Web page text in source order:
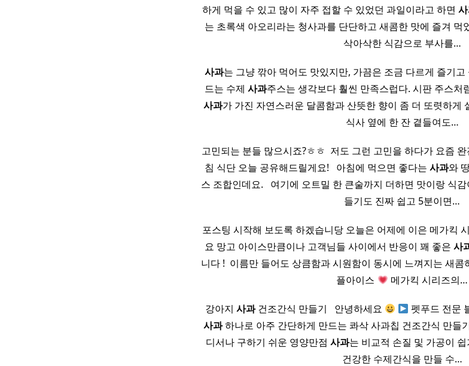
하게 먹을 수 있고 많이 자주 접할 수 있었던 과일이라고 하면
는 초록색 아오리라는 청사과를 단단하고 새콤한 맛에 즐겨 먹
삭아삭한 식감으로 부사를…
사과는 그냥 깎아 먹어도 맛있지만, 가끔은 조금 다르게 즐기
드는 수제 사과주스는 생각보다 훨씬 만족스럽다. 시판 주스처
사과가 가진 자연스러운 달콤함과 산뜻한 향이 좀 더 또렷하게
식사 옆에 한 잔 곁들여도…
고민되는 분들 많으시죠?ㅎㅎ ​ 저도 그런 고민을 하다가 요즘
침 식단 오늘 공유해드릴게요! ​ ​ 아침에 먹으면 좋다는 사과와
스 조합인데요. ​ ​ 여기에 오트밀 한 큰술까지 더하면 맛이랑 식
들기도 진짜 쉽고 5분이면…
포스팅 시작해 보도록 하겠습니당 오늘은 어제에 이은 메가킥
요 망고 아이스만큼이나 고객님들 사이에서 반응이 꽤 좋은 사
니다 ! ​ 이름만 들어도 상큼함과 시원함이 동시에 느껴지는 새콤
플아이스
메가킥 시리즈의…
​ 강아지 사과건조간식 만들기 ​ ​ 안녕하세요 펫푸드 전문
사과하나로 아주 간단하게 만드는 콰삭 사과칩 건조간식 만들
디서나 구하기 쉬운 영양만점 사과는 비교적 손질 및 가공이
건강한 수제간식을 만들 수…